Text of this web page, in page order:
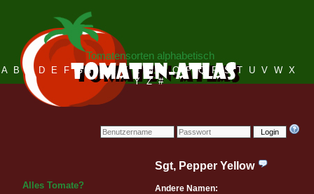
Login
Tomatensorten alphabetisch
A B C D E F G H I J K L M N O P Q R S T U V W X
Y Z #
Alles Tomate?
Sgt, Pepper Yellow
Andere Namen: